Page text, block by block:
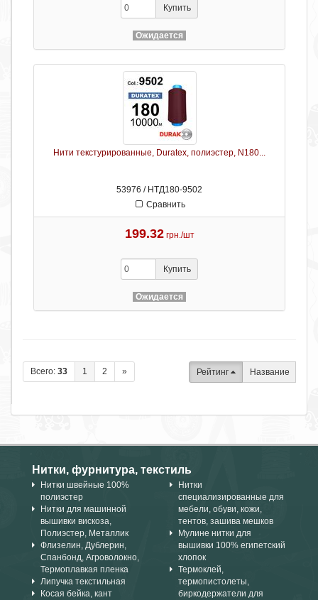
Купить
Ожидается
Нити текстурированные, Duratex, полиэстер, N180...
53976 / НТД180-9502
Сравнить
199.32 грн./шт
Купить
Ожидается
Всего: 33 1 2 » Рейтинг Название
Нитки, фурнитура, текстиль
Нитки швейные 100%
полиэстер
Нитки для машинной
вышивки вискоза,
Полиэстер, Металлик
Флизелин, Дублерин,
Спанбонд, Агроволокно,
Термоплавкая пленка
Липучка текстильная
Косая бейка, кант
Нитки
специализированные для
мебели, обуви, кожи,
тентов, зашива мешков
Мулине нитки для
вышивки 100% египетский
хлопок
Термоклей,
термопистолеты,
биркодержатели для